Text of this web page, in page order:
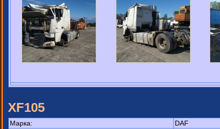
XF105
Марка:
DAF